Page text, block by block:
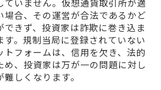
ていません。仮想通貨取引所が適
場合、その運営が合法であるかど
できず、投資家は詐欺に巻き込ま
。規制当局に登録されていない
トフォームは、信用を欠き、法的
め、投資家は万が一の問題に対し
しくなります。